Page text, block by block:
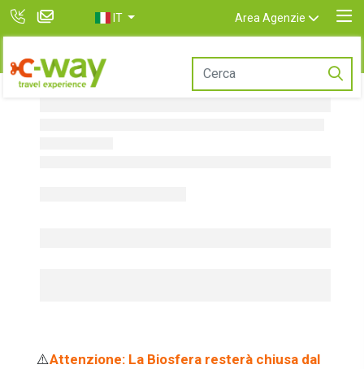
IT Area Agenzie
⚠️Attenzione: La Biosfera resterà chiusa dal